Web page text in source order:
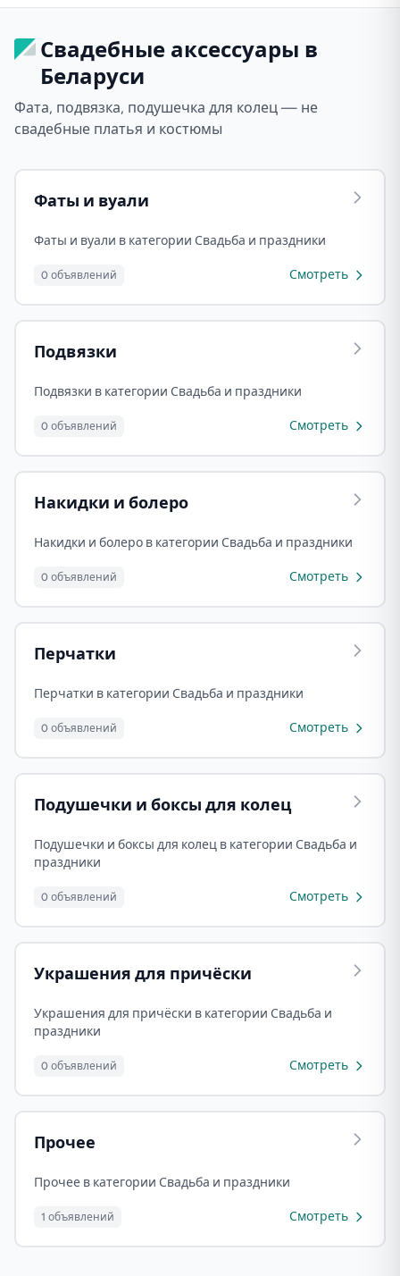
Свадебные аксессуары в
Беларуси
Фата, подвязка, подушечка для колец — не
свадебные платья и костюмы
Фаты и вуали
Фаты и вуали в категории Свадьба и праздники
0 объявлений Смотреть
Подвязки
Подвязки в категории Свадьба и праздники
0 объявлений Смотреть
Накидки и болеро
Накидки и болеро в категории Свадьба и праздники
0 объявлений Смотреть
Перчатки
Перчатки в категории Свадьба и праздники
0 объявлений Смотреть
Подушечки и боксы для колец
Подушечки и боксы для колец в категории Свадьба и
праздники
0 объявлений Смотреть
Украшения для причёски
Украшения для причёски в категории Свадьба и
праздники
0 объявлений Смотреть
Прочее
Прочее в категории Свадьба и праздники
1 объявлений Смотреть